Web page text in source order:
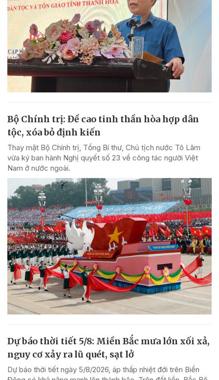
Bộ Chính trị: Đề cao tinh thần hòa hợp dân
tộc, xóa bỏ định kiến
Thay mặt Bộ Chính trị, Tổng Bí thư, Chủ tịch nước Tô Lâm
vừa ký ban hành Nghị quyết số 23 về công tác người Việt
Nam ở nước ngoài.
Dự báo thời tiết 5/8: Miền Bắc mưa lớn xối xả,
nguy cơ xảy ra lũ quét, sạt lở
Dự báo thời tiết ngày 5/8/2026, áp thấp nhiệt đới trên Biển